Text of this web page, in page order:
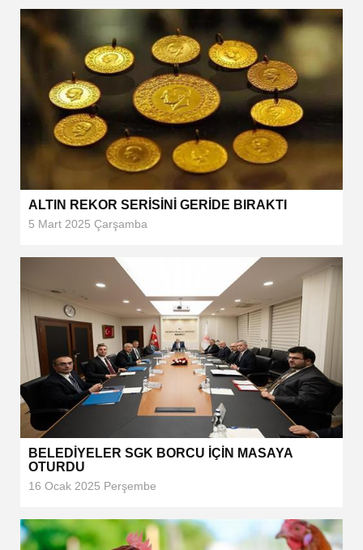
ALTIN REKOR SERİSİNİ GERİDE BIRAKTI
5 Mart 2025 Çarşamba
BELEDİYELER SGK BORCU İÇİN MASAYA
OTURDU
16 Ocak 2025 Perşembe